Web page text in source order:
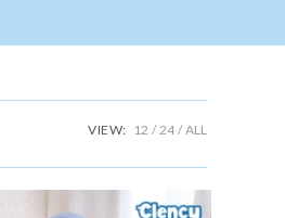
VIEW: 12 24 ALL